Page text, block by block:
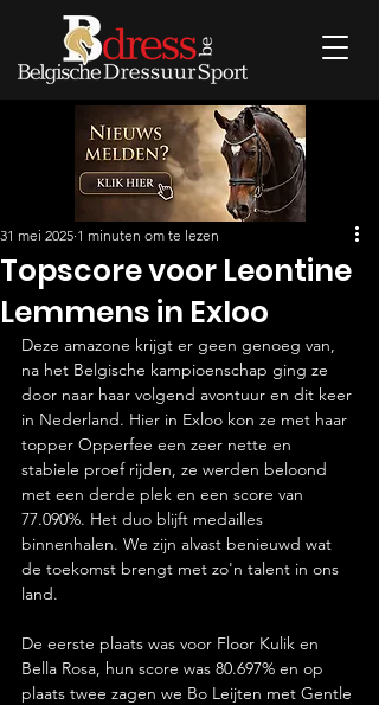
Topscore voor Leontine
Lemmens in Exloo
31 mei 2025 1 minuten om te lezen
Deze amazone krijgt er geen genoeg van,
na het Belgische kampioenschap ging ze
door naar haar volgend avontuur en dit keer
in Nederland. Hier in Exloo kon ze met haar
topper Opperfee een zeer nette en
stabiele proef rijden, ze werden beloond
met een derde plek en een score van
77.090%. Het duo blijft medailles
binnenhalen. We zijn alvast benieuwd wat
de toekomst brengt met zo'n talent in ons
land.
De eerste plaats was voor Floor Kulik en
Bella Rosa, hun score was 80.697% en op
plaats twee zagen we Bo Leijten met Gentle